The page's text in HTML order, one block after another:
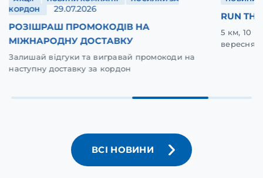
КОРДОН
29.07.2026
РОЗІШРАШ ПРОМОКОДІВ НА
МІЖНАРОДНУ ДОСТАВКУ
Залишай відгуки та вигравай промокоди на
наступну доставку за кордон
RUN
5 км, 10
вересня
ВСІ НОВИНИ